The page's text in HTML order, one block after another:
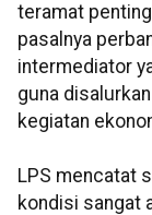
teramat
pasalnya
intermediator
guna
kegiatan
LPS mencatat
kondisi sangat